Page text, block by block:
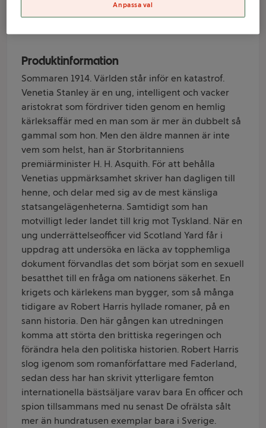
Varumärke
Produktinformation
Sommaren 1914. Världen står inför en katastrof.
Venetia Stanley är en ung, intelligent och vacker
aristokrat som fördriver tiden genom en hemlig
kärleksaffär med en man som är mer än dubbelt så
gammal som hon. Men den äldre mannen är inte
vem som helst, han är Storbritanniens
premiärminister H. H. Asquith. För att behålla
Venetias uppmärksamhet skriver han dagligen till
henne, och delar med sig av de mest känsliga
statsangelägenheterna. Samtidigt som han
motvilligt leder landet till krig mot Tyskland. När en
ung underrättelseofficer vid Scotland Yard får i
uppdrag att undersöka en läcka av topphemliga
dokument förvandlas det som börjat som en sexuell
besatthet till en fråga om nationens säkerhet. En
krigets och kärlekens man bygger, som så många
tidigare av Robert Harris hyllade romaner, på en
sann historia. Den här gången kan utredningen
komma att störta den brittiska regeringen och
förändra hela den politiska historien. Robert Harris
slog igenom som romanförfattare med Faderland,
sedan dess har han skrivit ytterligare femton
internationella bästsäljare varav bara En officer och
spion tillsammans med nu senast De ofrälsta sålt
mer än hundratusen exemplar bara i Sverige.
Anpassa val